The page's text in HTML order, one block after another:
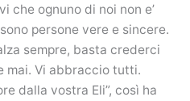
che ognuno di noi non e’
persone vere e sincere.
sempre, basta crederci
mai. Vi abbraccio tutti.
dalla vostra Eli”, così ha